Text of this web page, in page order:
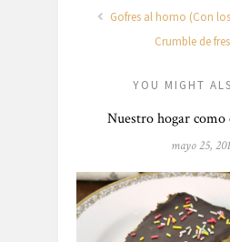
Gofres al horno (Con
Crumble de
YOU MIGHT
Nuestro hogar como
mayo 25,